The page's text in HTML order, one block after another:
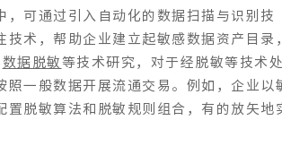
可通过引入自动化的数据扫描与识别技
术，帮助企业建立起敏感数据资产目录
数据脱敏 等技术研究，对于经脱敏等技术处
照一般数据开展流通交易。例如，企业以
脱敏算法和脱敏规则组合，有的放矢地